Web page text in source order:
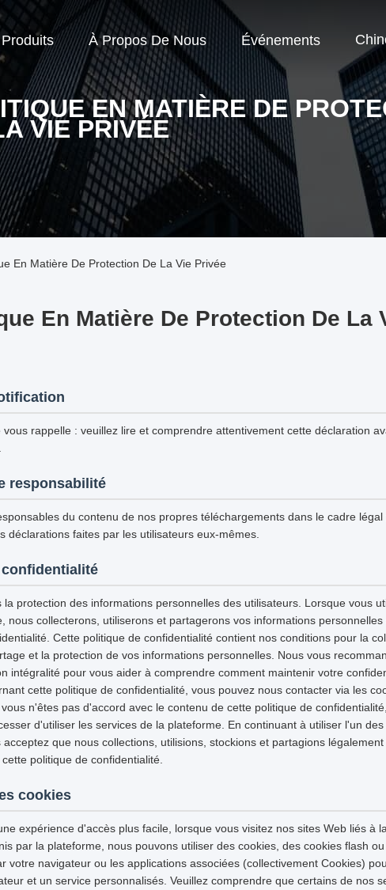
Produits À Propos De Nous Événements
EN MATIÈRE DE
VIE PRIVÉE
En Matière De Protection De La Vie Privée
En Matière De Protection De La
rappelle : veuillez lire et comprendre attentivement cette déclaration
responsabilité
du contenu de nos propres téléchargements dans le cadre
déclarations faites par les utilisateurs eux-mêmes.
la protection des informations personnelles des utilisateurs. Lorsque vous
nous collecterons, utiliserons et partagerons vos informations
Cette politique de confidentialité contient nos conditions pour la
et la protection de vos informations personnelles. Nous vous
intégralité pour vous aider à comprendre comment maintenir votre
cette politique de confidentialité, vous pouvez nous contacter via les
n'êtes pas d'accord avec le contenu de cette politique de
d'utiliser les services de la plateforme. En continuant à utiliser l'un
acceptez que nous collections, utilisions, stockions et partagions
politique de confidentialité.
cookies
expérience d'accès plus facile, lorsque vous visitez nos sites Web liés à
par la plateforme, nous pouvons utiliser des cookies, des cookies flash
votre navigateur ou les applications associées (collectivement Cookies)
et un service personnalisés. Veuillez comprendre que certains de nos